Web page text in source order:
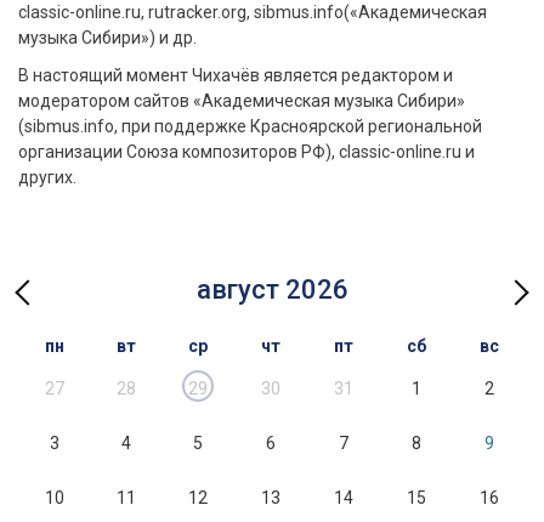
classic-online.ru, rutracker.org, sibmus.info(«Академическая
музыка Сибири») и др.
В настоящий момент Чихачёв является редактором и
модератором сайтов «Академическая музыка Сибири»
(sibmus.info, при поддержке Красноярской региональной
организации Союза композиторов РФ), classic-online.ru и
других.
август 2026
пн вт ср чт пт сб вс
27 28 29 30 31 1 2
3 4 5 6 7 8 9
10 11 12 13 14 15 16